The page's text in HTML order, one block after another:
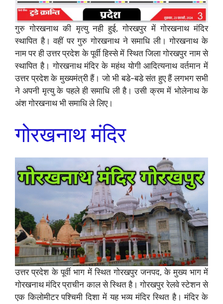
गुरु गोरखनाथ की मृत्यु नही हुई, गोरखपुर में गोरखनाथ मंदिर
स्थापित है। वहीं पर गुरु गोरखनाथ ने समाधि ली। गोरखनाथ के
नाम पर ही उत्तर प्रदेश के पूर्वी हिस्से में स्थित जिला गोरखपुर नाम से
स्थापित है। गोरखनाथ मंदिर के महंथ योगी आदित्यनाथ वर्तमान में
उत्तर प्रदेश के मुख्यमंत्री हैं। जो भी बडे-बडे संत हुए हैं लगभग सभी
ने अपनी मृत्यु के पहले ही समाधि ली है। उसी क्रम में भोलेनाथ के
अंश गोरखनाथ भी समाधि ले लिए।
गोरखनाथ मंदिर
उत्तर प्रदेश के पूर्वी भाग में स्थित गोरखपुर जनपद, के मुख्य भाग में
गोरखनाथ मंदिर प्राचीन काल से स्थित है। गोरखपुर रेलवे स्टेशन से
एक किलोमीटर पश्चिमी दिशा में यह भव्य मंदिर स्थित है। मंदिर के